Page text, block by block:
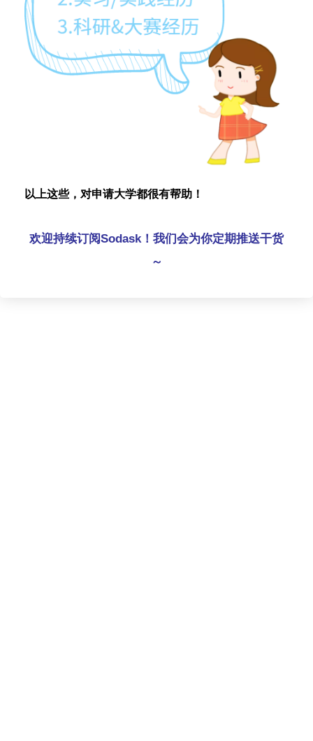
以上这些，对申请大学都很有帮助！
欢迎持续订阅Sodask！我们会为你定期推送干货
～